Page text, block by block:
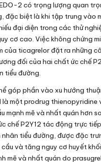
2 có trọng lượng quan
đặc biệt là khi tập trung vào
đại diện trong các thử
cơ cao. Việc không chứng
của ticagrelor đặt ra những
đối của hai chất ức chế
tiểu đường.
góp phần vào xu hướng
là một prodrug thienopyridine
mạnh mẽ và nhất quán hơn
chế P2Y12 tác động trực
nhân tiểu đường, được đặc
và tăng nguy cơ huyết
mẽ và nhất quán do